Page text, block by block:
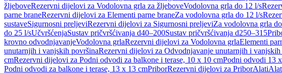
žljeboveRezervni dijelovi za Vodolovna grla za žljeboveVodolovna grla do 12 l/s
parne braneRezervni dijelovi za Elementi parne braneZa vodolovna grla do 12 l/s
sustaveSigurnosni preljeviRezervni dijelovi za Sigurnosni preljeviZa vodolovna grla
do 25 l/sUčvršćenjaSustav pričvršćivanja d40–200Sustav pričvršćivanja d250–315
krovno odvodnjavanjeVodolovna grlaRezervni dijelovi za Vodolovna grlaElementi
unutarnjih i vanjskih površinaRezervni dijelovi za Odvodnjavanje unutarnjih i vanjskih
cmRezervni dijelovi za Podni odvodi za balkone i terase, 10 x 10 cmPodni odvodi 13
Podni odvodi za balkone i terase, 13 x 13 cmPriborRezervni dijelovi za PriborAlati